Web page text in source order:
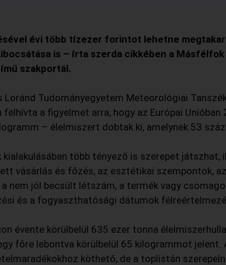
évi több tízezer forintot lehetne
is – írta szerda cikkében a Másfélfok
szakportál.
Loránd Tudományegyetem Meteorológiai
a figyelmet arra, hogy az Európai Unióban
– élelmiszert dobtak ki, amelynek 53
több tényező is szerepet játszhat,
vásárlás és főzés, az esztétikai szempontok,
nem jól becsült létszám, a termék vagy
és a fogyaszthatósági dátumok
évente körülbelül 635 ezer tonna
főre lebontva körülbelül 65 kilogrammot jelent.
köthető, de a toplistán